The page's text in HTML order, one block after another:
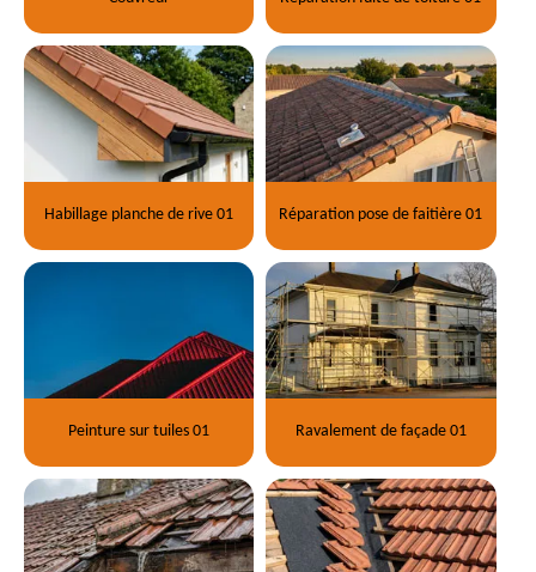
Habillage planche de rive 01 Réparation pose de faitière 01
Peinture sur tuiles 01 Ravalement de façade 01